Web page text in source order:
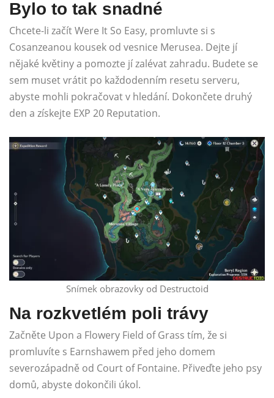
Bylo to tak snadné
Chcete-li začít Were It So Easy, promluvte si s
Cosanzeanou kousek od vesnice Merusea. Dejte jí
nějaké květiny a pomozte jí zalévat zahradu. Budete se
sem muset vrátit po každodenním resetu serveru,
abyste mohli pokračovat v hledání. Dokončete druhý
den a získejte EXP 20 Reputation.
Snímek obrazovky od Destructoid
Na rozkvetlém poli trávy
Začněte Upon a Flowery Field of Grass tím, že si
promluvíte s Earnshawem před jeho domem
severozápadně od Court of Fontaine. Přiveďte jeho psy
domů, abyste dokončili úkol.